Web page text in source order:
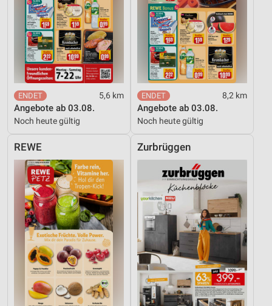
5,6 km
Angebote ab 03.08.
Noch heute gültig
8,2 km
Angebote ab 03.08.
Noch heute gültig
REWE Zurbrüggen